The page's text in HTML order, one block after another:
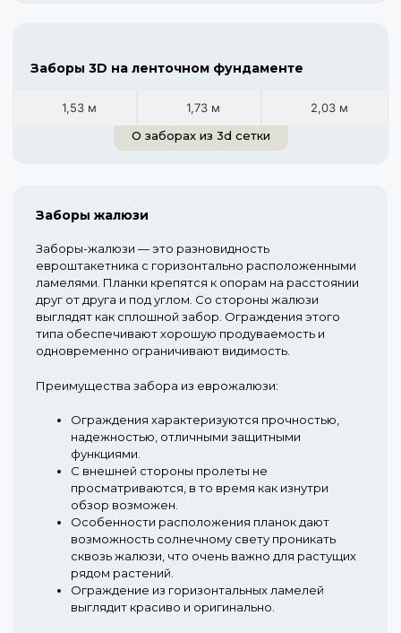
Заборы 3D на ленточном фундаменте
1,53 м 1,73 м
2,03 м
О заборах из 3d сетки
Заборы жалюзи
Заборы-жалюзи — это разновидность
евроштакетника с горизонтально расположенными
ламелями. Планки крепятся к опорам на расстоянии
друг от друга и под углом. Со стороны жалюзи
выглядят как сплошной забор. Ограждения этого
типа обеспечивают хорошую продуваемость и
одновременно ограничивают видимость.
Преимущества забора из еврожалюзи:
Ограждения характеризуются прочностью,
надежностью, отличными защитными
функциями.
С внешней стороны пролеты не
просматриваются, в то время как изнутри
обзор возможен.
Особенности расположения планок дают
возможность солнечному свету проникать
сквозь жалюзи, что очень важно для растущих
рядом растений.
Ограждение из горизонтальных ламелей
выглядит красиво и оригинально.